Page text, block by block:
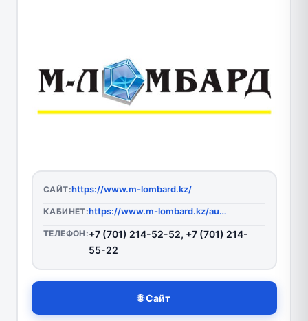
САЙТ:https://www.m-lombard.kz/
КАБИНЕТ: https://www.m-lombard.kz/auth/signin
ТЕЛЕФОН:+7 (701) 214-52-52, +7 (701) 214-
55-22
🌐 Сайт